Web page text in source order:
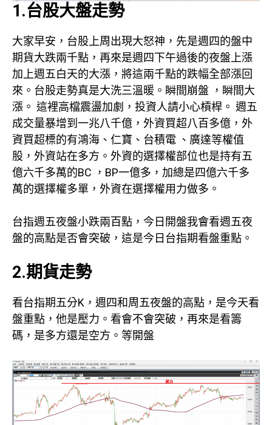
1.台股大盤走勢
大家早安，台股上周出現大怒神，先是週四的盤中
期貨大跌兩千點，再來是週四下午過後的夜盤上漲
加上週五白天的大漲，將這兩千點的跌幅全部漲回
來。台股走勢真是大洗三溫暖。瞬間崩盤 ，瞬間大
漲。 這裡高檔震盪加劇，投資人請小心槓桿。 週五
成交量暴增到一兆八千億，外資買超八百多億，外
資買超標的有鴻海、仁寶、台積電 、廣達等權值
股，外資站在多方。外資的選擇權部位也是持有五
億六千多萬的BC ，BP一億多，加總是四億六千多
萬的選擇權多單，外資在選擇權用力做多。
台指週五夜盤小跌兩百點，今日開盤我會看週五夜
盤的高點是否會突破，這是今日台指期看盤重點。
2.期貨走勢
看台指期五分K，週四和周五夜盤的高點，是今天看
盤重點，他是壓力。看會不會突破，再來是看籌
碼，是多方還是空方。等開盤